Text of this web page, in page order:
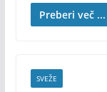
Preberi več ...
SVEŽE